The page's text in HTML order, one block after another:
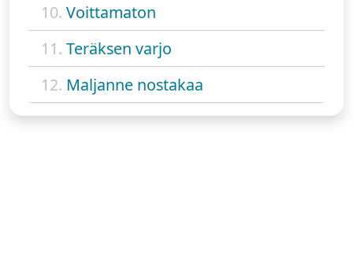
10. Voittamaton
11. Teräksen varjo
12. Maljanne nostakaa